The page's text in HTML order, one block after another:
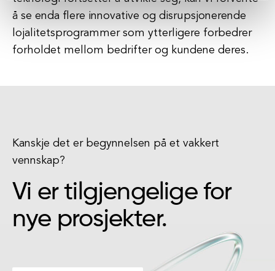
å se enda flere innovative og disrupsjonerende
lojalitetsprogrammer som ytterligere forbedrer
forholdet mellom bedrifter og kundene deres.
Kanskje det er begynnelsen på et vakkert
vennskap?
Vi er tilgjengelige for
nye prosjekter.